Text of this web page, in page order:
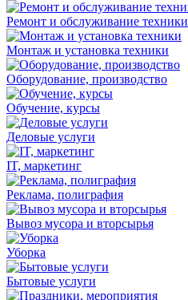
Ремонт и обслуживание техники
Монтаж и установка техники
Оборудование, производство
Обучение, курсы
Деловые услуги
IT, маркетинг
Реклама, полиграфия
Вывоз мусора и вторсырья
Уборка
Бытовые услуги